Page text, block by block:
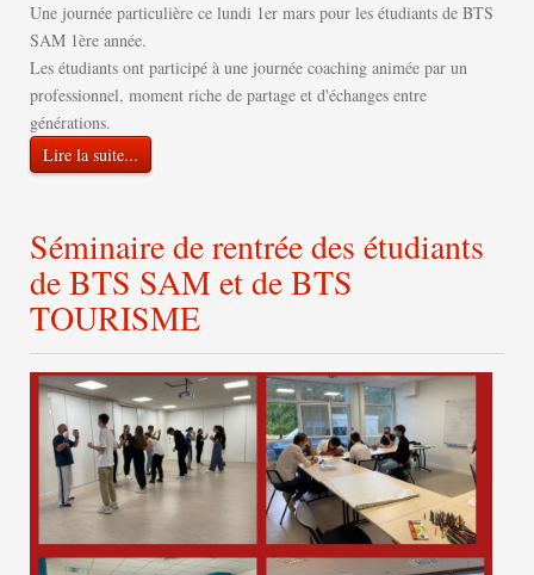
Une journée particulière ce lundi 1er mars pour les étudiants de BTS
SAM 1ère année.
Les étudiants ont participé à une journée coaching animée par un
professionnel, moment riche de partage et d'échanges entre
générations.
Lire la suite...
Séminaire de rentrée des étudiants
de BTS SAM et de BTS
TOURISME